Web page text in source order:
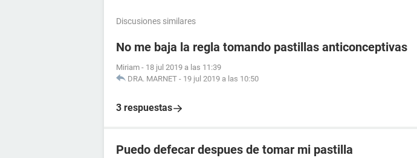
Discusiones similares
No me baja la regla tomando pastillas anticonceptivas
Miriam - 18 jul 2019 a las 11:39
DRA. MARNET - 19 jul 2019 a las 10:50
3 respuestas
Puedo defecar despues de tomar mi pastilla